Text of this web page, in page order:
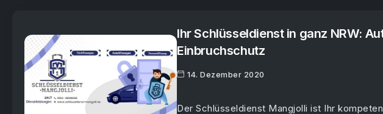
Ihr Schlüsseldienst in ganz NRW:
Einbruchschutz
14. Dezember 2020
Der Schlüsseldienst Mangjolli ist Ihr